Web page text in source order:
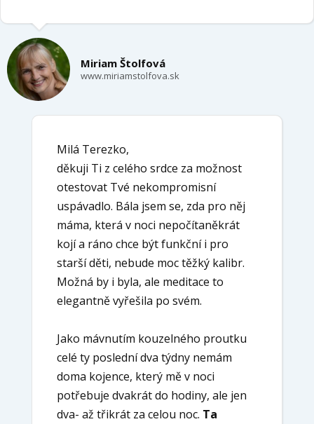
Miriam Štolfová
www.miriamstolfova.sk
Milá Terezko,
děkuji Ti z celého srdce za možnost
otestovat Tvé nekompromisní
uspávadlo. Bála jsem se, zda pro něj
máma, která v noci nepočítaněkrát
kojí a ráno chce být funkční i pro
starší děti, nebude moc těžký kalibr.
Možná by i byla, ale meditace to
elegantně vyřešila po svém.
Jako mávnutím kouzelného proutku
celé ty poslední dva týdny nemám
doma kojence, který mě v noci
potřebuje dvakrát do hodiny, ale jen
dva- až třikrát za celou noc. Ta